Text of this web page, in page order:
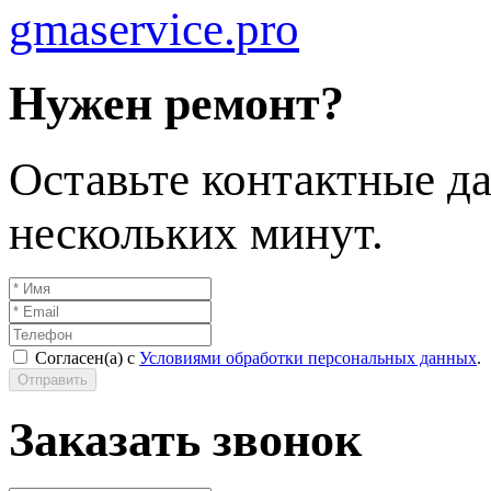
Нужен ремонт?
Оставьте контактные
нескольких минут.
Согласен(а) с Условиями обработки персональных данных.
Отправить
Заказать звонок